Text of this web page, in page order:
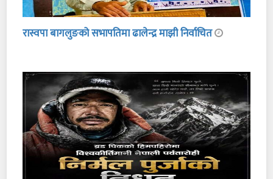
रास्वपा बागलुङको सभापतिमा ढालेन्द्र माझी निर्वाचित